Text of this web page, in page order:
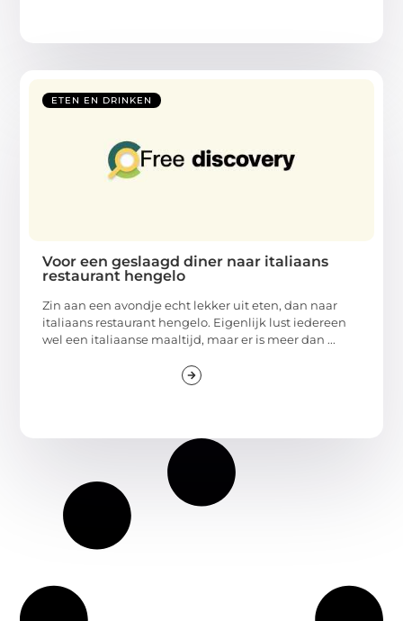
ETEN EN DRINKEN
Voor een geslaagd diner naar italiaans
restaurant hengelo
Zin aan een avondje echt lekker uit eten, dan naar
italiaans restaurant hengelo. Eigenlijk lust iedereen
wel een italiaanse maaltijd, maar er is meer dan ...